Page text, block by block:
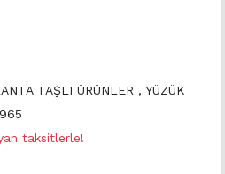
TAŞLI ÜRÜNLER , YÜZÜK
taksitlerle!